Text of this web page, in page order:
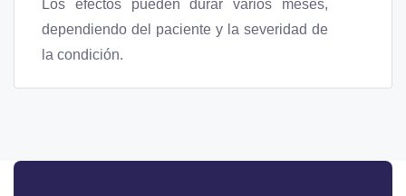
Los efectos pueden durar varios meses,
dependiendo del paciente y la severidad de
la condición.